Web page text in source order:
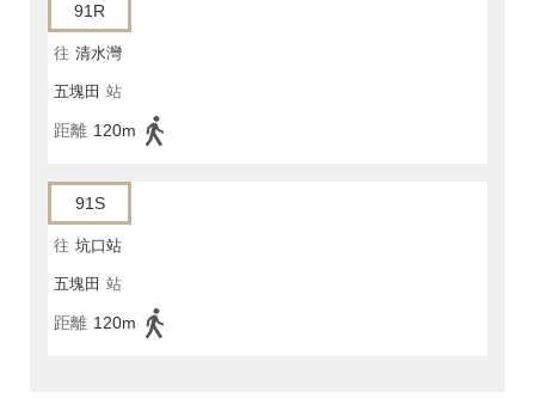
91R
往 清水灣
五塊田 站
距離 120m
91S
往 坑口站
五塊田 站
距離 120m